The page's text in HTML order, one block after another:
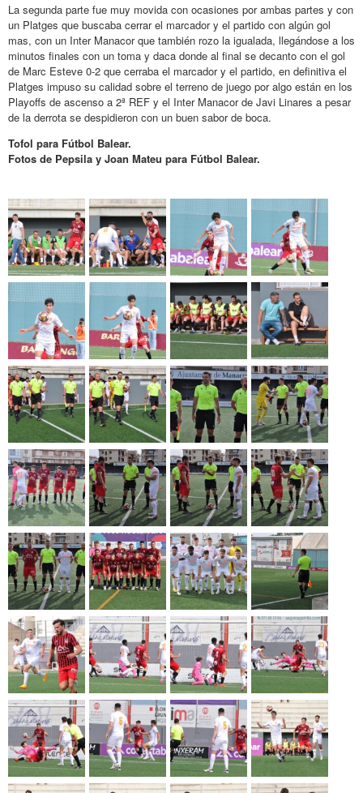
La segunda parte fue muy movida con ocasiones por ambas partes y con
un Platges que buscaba cerrar el marcador y el partido con algún gol
mas, con un Inter Manacor que también rozo la igualada, llegándose a los
minutos finales con un toma y daca donde al final se decanto con el gol
de Marc Esteve 0-2 que cerraba el marcador y el partido, en definitiva el
Platges impuso su calidad sobre el terreno de juego por algo están en los
Playoffs de ascenso a 2ª REF y el Inter Manacor de Javi Linares a pesar
de la derrota se despidieron con un buen sabor de boca.
Tofol para Fútbol Balear.
Fotos de Pepsila y Joan Mateu para Fútbol Balear.